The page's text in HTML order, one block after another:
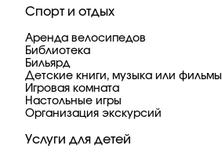
Спорт и отдых
Аренда велосипедов
Библиотека
Бильярд
Детские книги, музыка или фильмы
Игровая комната
Настольные игры
Организация экскурсий
Услуги для детей